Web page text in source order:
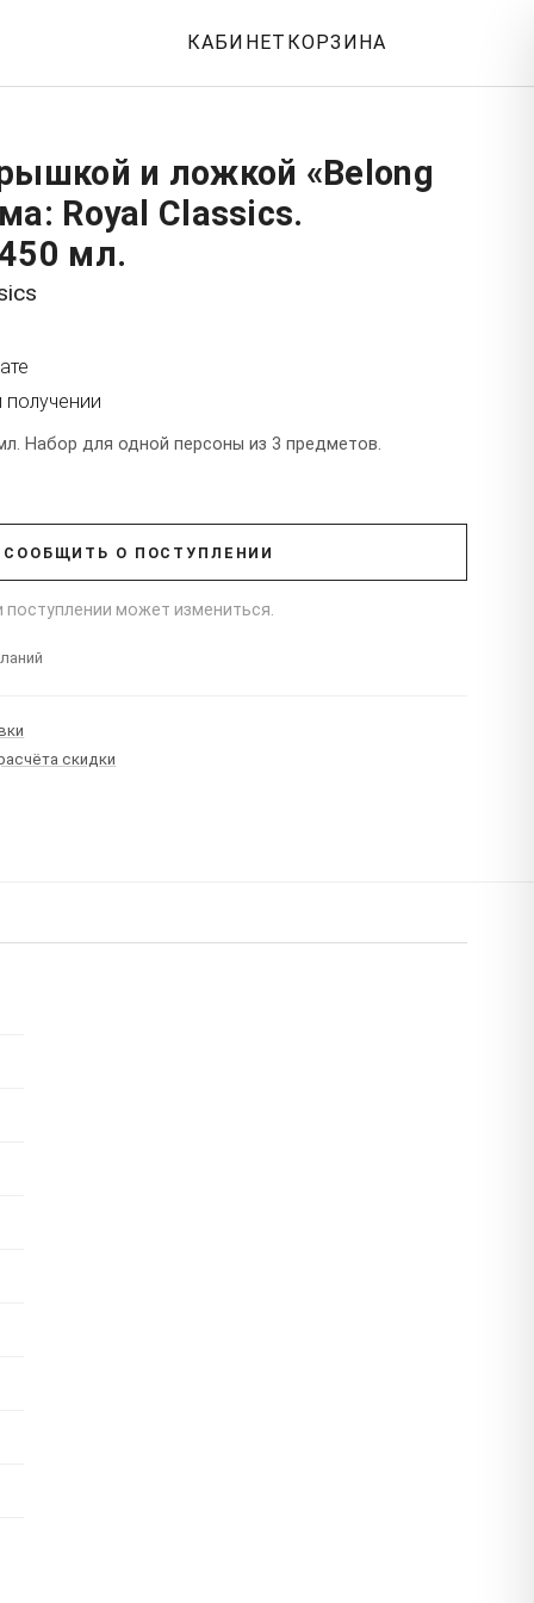
КАБИНЕТ КОРЗИНА
и ложкой «Belong
Royal Classics.
мл.
получении
Набор для одной персоны из 3 предметов.
СООБЩИТЬ О ПОСТУПЛЕНИИ
поступлении может измениться.
скидки